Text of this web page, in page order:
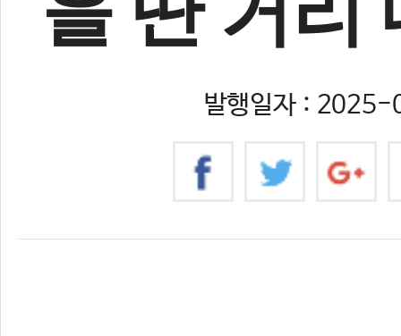
발행일자 :